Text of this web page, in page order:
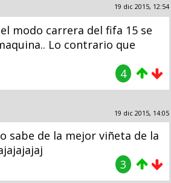
19 dic 2015, 12:54
modo carrera del fifa 15 se
Lo contrario que
4
19 dic 2015, 14:05
sabe de la mejor viñeta de la
3